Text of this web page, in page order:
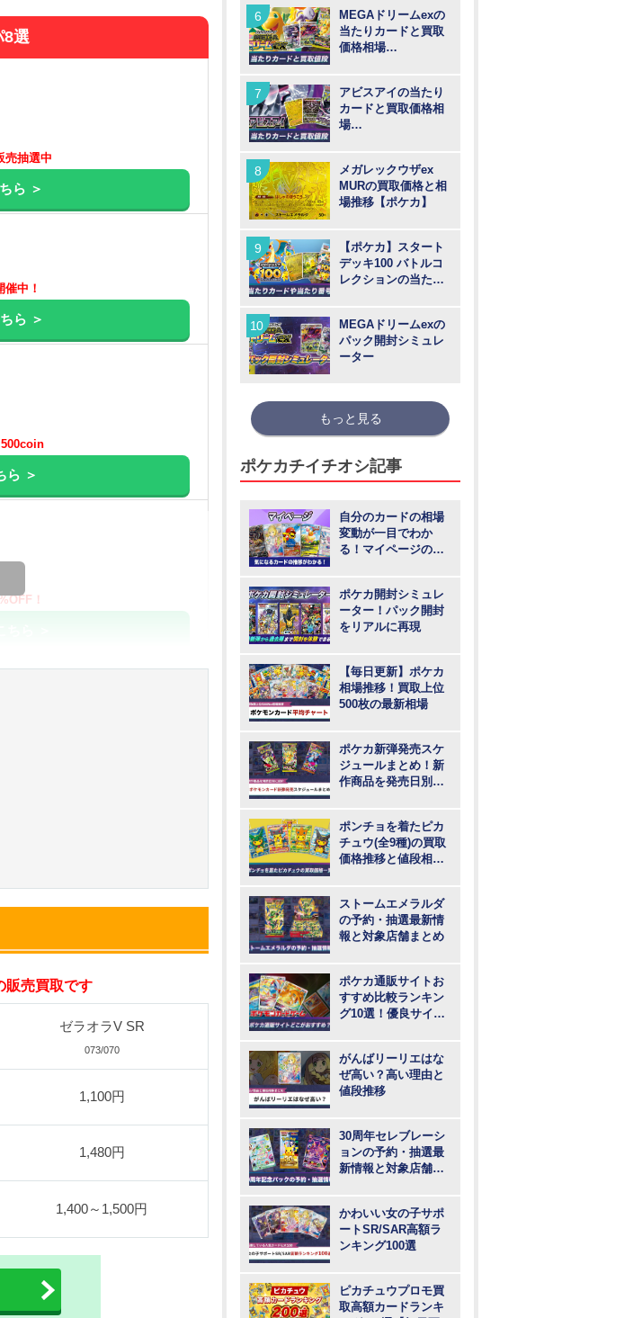
8選
売抽選中
ら ＞
中！
ら ＞
ら ＞
！
オリパ
＞
解放
ら ＞
販売買取です
ゼラオラV SR
073/070
1,100円
1,480円
1,400～1,500円
MEGAドリームexの
当たりカードと買取
価格相場
アビスアイの当たり
カードと買取価格相
場
メガレックウザex
MURの買取価格と相
場推移【ポケカ】
【ポケカ】スタート
デッキ100 バトルコ
レクションの当たり
MEGAドリームexの
パック開封シミュレ
ーター
もっと見る
ポケカチイチオシ記事
自分のカードの相場
変動が一目でわか
る！マイページの登
ポケカ開封シミュレ
ーター！パック開封
をリアルに再現
【毎日更新】ポケカ
相場推移！買取上位
500枚の最新相場
ポケカ新弾発売スケ
ジュールまとめ！新
作商品を発売日別に
ポンチョを着たピカ
チュウ(全9種)の買取
価格推移と値段相
ストームエメラルダ
の予約・抽選最新情
報と対象店舗まとめ
ポケカ通販サイトお
すすめ比較ランキン
グ10選！優良サイト
がんばリーリエはな
ぜ高い？高い理由と
値段推移
30周年セレブレーシ
ョンの予約・抽選最
新情報と対象店舗ま
かわいい女の子サポ
ートSR/SAR高額ラ
ンキング100選
ピカチュウプロモ買
取高額カードランキ